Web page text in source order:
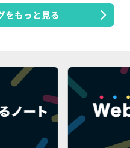
をもっと見る